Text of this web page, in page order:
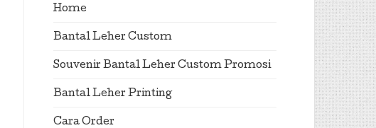
Home
Bantal Leher Custom
Souvenir Bantal Leher Custom Promosi
Bantal Leher Printing
Cara Order